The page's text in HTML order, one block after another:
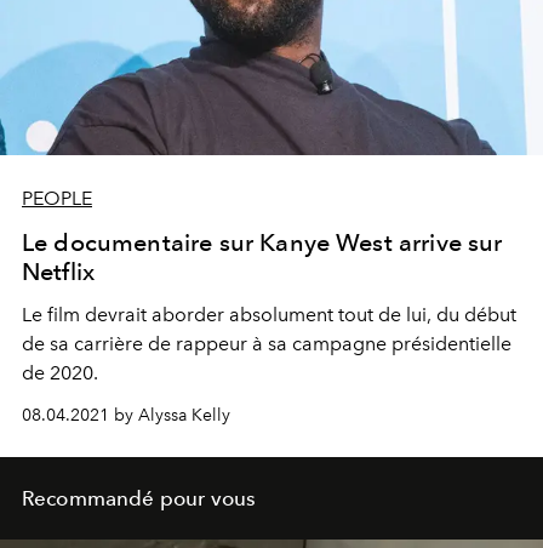
PEOPLE
Le documentaire sur Kanye West arrive sur
Netflix
Le film devrait aborder absolument tout de lui, du début
de sa carrière de rappeur à sa campagne présidentielle
de 2020.
08.04.2021 by Alyssa Kelly
Recommandé pour vous